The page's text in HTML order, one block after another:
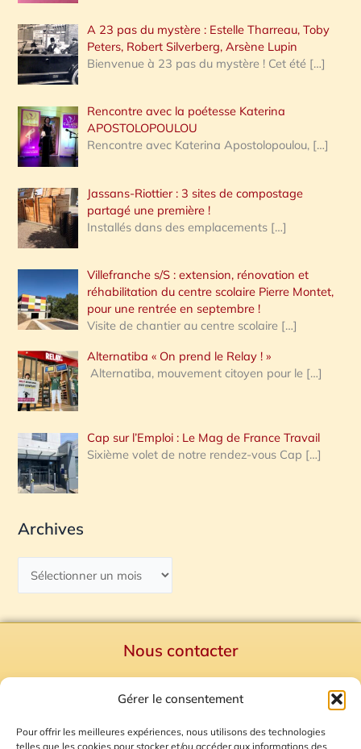
Gérer le consentement
Pour offrir les meilleures expériences, nous utilisons des technologies
telles que les cookies pour stocker et/ou accéder aux informations des
A 23 pas du mystère : Estelle Tharreau, Toby
Peters, Robert Silverberg, Arsène Lupin
Bienvenue à 23 pas du mystère ! Cet été […]
Rencontre avec la poétesse Katerina
APOSTOLOPOULOU
Rencontre avec Katerina Apostolopoulou, […]
Jassans-Riottier : 3 sites de compostage
partagé une première !
Installés dans des emplacements […]
Villefranche s/S : extension, rénovation et
réhabilitation du centre scolaire Pierre Montet,
pour une rentrée en septembre !
Visite de chantier au centre scolaire […]
Alternatiba « On prend le Relay ! »
Alternatiba, mouvement citoyen pour le […]
Cap sur l’Emploi : Le Mag de France Travail
Sixième volet de notre rendez-vous Cap […]
Archives
Nous contacter
Mentions Légales
Plan du site